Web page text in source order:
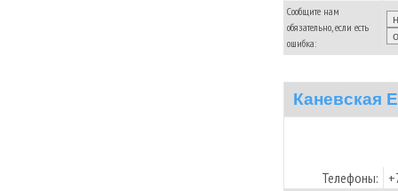
Сообщите нам
обязательно, если есть
ошибка:
Каневская
Телефоны: